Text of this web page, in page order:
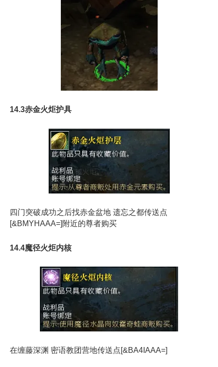
14.3赤金火炬护具
四门突破成功之后找赤金盆地 遗忘之都传送点
[&BMYHAAA=]附近的尊者购买
14.4魔径火炬内核
在缠藤深渊 密语教团营地传送点[&BA4IAAA=]